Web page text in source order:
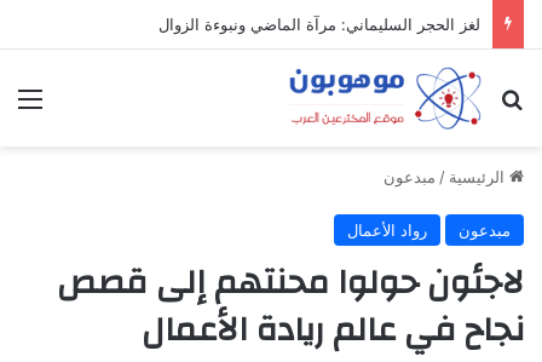
لغز الحجر السليماني: مرآة الماضي ونبوءة الزوال
بحث عن
الرئيسية / مبدعون
مبدعون رواد الأعمال
لاجئون حولوا محنتهم إلى قصص
نجاح في عالم ريادة الأعمال